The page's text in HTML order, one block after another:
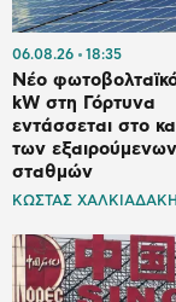
06.08.26 18:35
Νέο
kW στη Γόρτυνα
εντάσσεται στο
των εξαιρούμενων
σταθμών
ΚΩΣΤΑΣ